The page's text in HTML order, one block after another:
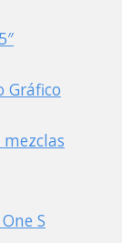
Gráfico
S